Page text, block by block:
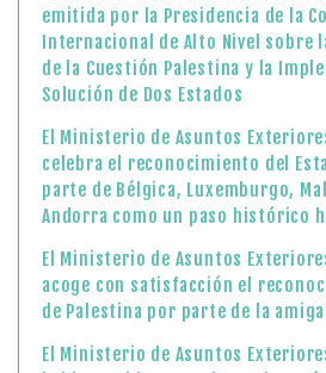
emitida por la Presidencia de la
Internacional de Alto Nivel sobre
de la Cuestión Palestina y la
Solución de Dos Estados
El Ministerio de Asuntos
celebra el reconocimiento del
parte de Bélgica, Luxemburgo,
Andorra como un paso histórico
El Ministerio de Asuntos
acoge con satisfacción el
de Palestina por parte de la
El Ministerio de Asuntos